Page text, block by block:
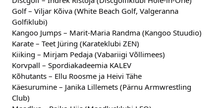
Golf – Viljar Kõiva (White Beach Golf, Valgeranna
Golfiklubi)
Kangoo Jumps – Marit-Maria Randma (Kangoo Stuudio)
Karate – Teet Jüring (Karateklubi ZEN)
Kiiking – Mirjam Pedaja (Vabariigi Võllimees)
Korvpall – Spordiakadeemia KALEV
Kõhutants – Ellu Roosme ja Heivi Tähe
Käesurumine – Janika Lillemets (Pärnu Armwrestling
Club)